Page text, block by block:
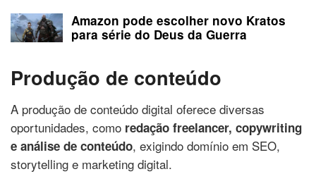
Amazon pode escolher novo Kratos
para série do Deus da Guerra
Produção de conteúdo
A produção de conteúdo digital oferece diversas
oportunidades, como redação freelancer, copywriting
e análise de conteúdo, exigindo domínio em SEO,
storytelling e marketing digital.